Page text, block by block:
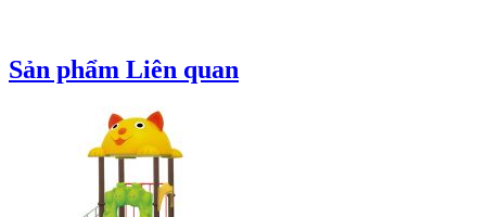
Sản phẩm Liên quan